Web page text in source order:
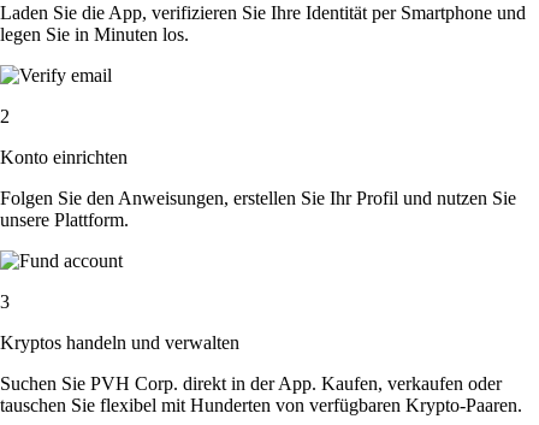
Laden Sie die App, verifizieren Sie Ihre Identität per Smartphone und
legen Sie in Minuten los.
2
Konto einrichten
Folgen Sie den Anweisungen, erstellen Sie Ihr Profil und nutzen Sie
unsere Plattform.
3
Kryptos handeln und verwalten
Suchen Sie PVH Corp. direkt in der App. Kaufen, verkaufen oder
tauschen Sie flexibel mit Hunderten von verfügbaren Krypto-Paaren.